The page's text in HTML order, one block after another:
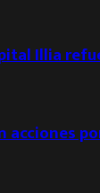
Illia